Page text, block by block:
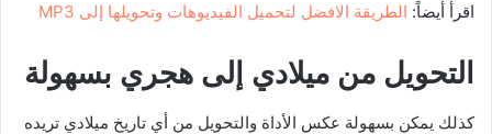
اقرأ أيضاً: الطريقة الافضل لتحميل الفيديوهات وتحويلها إلى MP3
التحويل من ميلادي إلى هجري بسهولة
كذلك يمكن بسهولة عكس الأداة والتحويل من أي تاريخ ميلادي تريده